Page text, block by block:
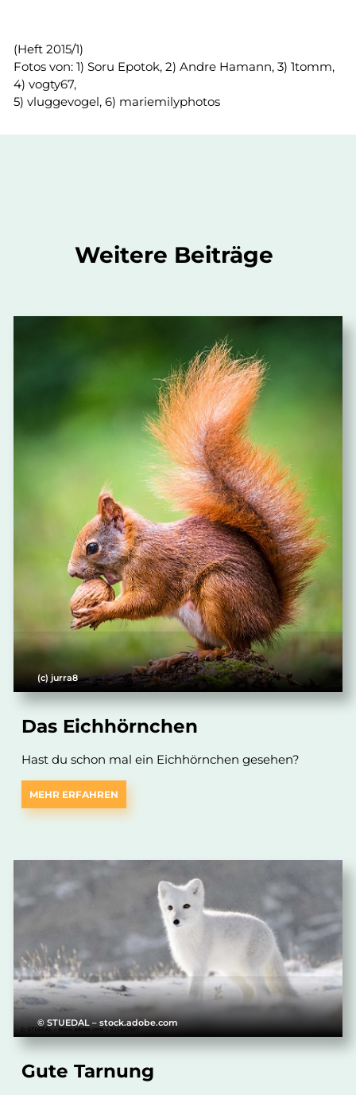
(Heft 2015/1)
Fotos von: 1) Soru Epotok, 2) Andre Hamann, 3) 1tomm,
4) vogty67,
5) vluggevogel, 6) mariemilyphotos
Weitere Beiträge
(c) jurra8
Das Eichhörnchen
Hast du schon mal ein Eichhörnchen gesehen?
MEHR ERFAHREN
© STUEDAL – stock.adobe.com
Gute Tarnung